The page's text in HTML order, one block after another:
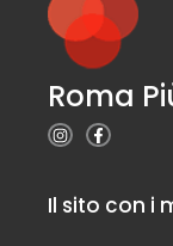
Roma
Il sito con i